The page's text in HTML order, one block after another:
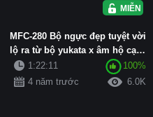
MIỄN PHÍ
MFC-280 Bộ ngực đẹp tuyệt vời
lộ ra từ bộ yukata x âm hộ cạo
lông màu nhạt [Yunach...
1:22:11
100%
4 năm trước
6.0K